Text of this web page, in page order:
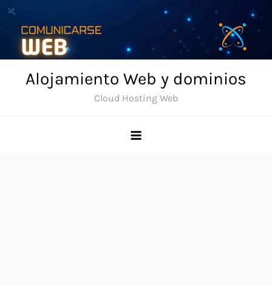
Skip
content
Alojamiento Web y dominios
Cloud Hosting Web